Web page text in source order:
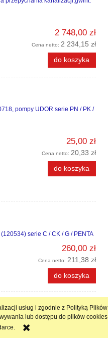
usług i zgodnie z Polityką Plików
lub dostępu do plików cookies
2 748,00 zł
Cena netto: 2 234,15 zł
do koszyka
pompy UDOR serie PN / PK /
25,00 zł
Cena netto: 20,33 zł
do koszyka
serie C / CK / G / PENTA
260,00 zł
Cena netto: 211,38 zł
do koszyka
serie C / CK / G / GK /